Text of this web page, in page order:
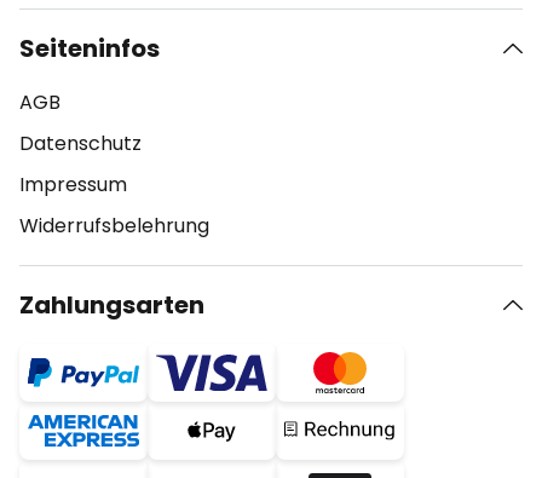
Seiteninfos
AGB
Datenschutz
Impressum
Widerrufsbelehrung
Zahlungsarten